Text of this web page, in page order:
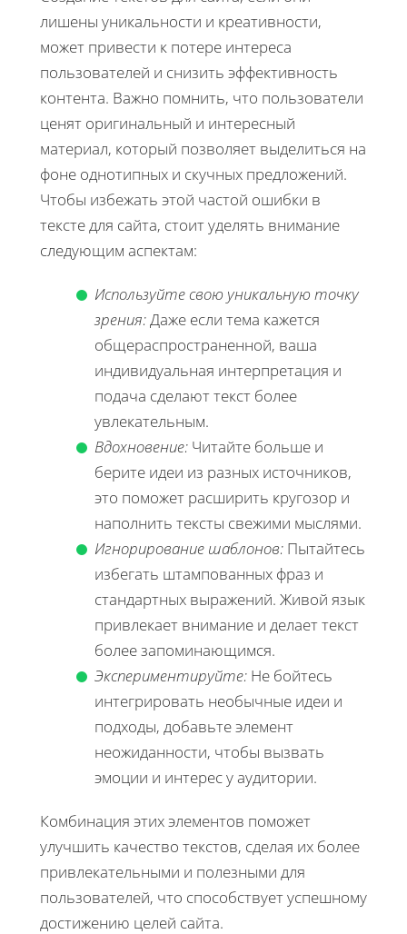
лишены уникальности и креативности,
может привести к потере интереса
пользователей и снизить эффективность
контента. Важно помнить, что пользователи
ценят оригинальный и интересный
материал, который позволяет выделиться на
фоне однотипных и скучных предложений.
Чтобы избежать этой частой ошибки в
тексте для сайта, стоит уделять внимание
следующим аспектам:
Используйте свою уникальную точку
зрения:Даже если тема кажется
общераспространенной, ваша
индивидуальная интерпретация и
подача сделают текст более
увлекательным.
Вдохновение: Читайте больше и
берите идеи из разных источников,
это поможет расширить кругозор и
наполнить тексты свежими мыслями.
Игнорирование шаблонов: Пытайтесь
избегать штампованных фраз и
стандартных выражений. Живой язык
привлекает внимание и делает текст
более запоминающимся.
Экспериментируйте: Не бойтесь
интегрировать необычные идеи и
подходы, добавьте элемент
неожиданности, чтобы вызвать
эмоции и интерес у аудитории.
Комбинация этих элементов поможет
улучшить качество текстов, сделая их более
привлекательными и полезными для
пользователей, что способствует успешному
достижению целей сайта.